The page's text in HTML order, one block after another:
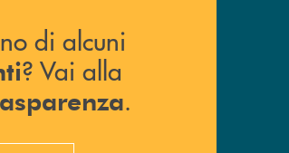
di alcuni
? Vai alla
.